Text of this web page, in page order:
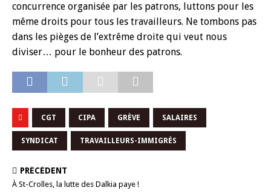
concurrence organisée par les patrons, luttons pour les
même droits pour tous les travailleurs. Ne tombons pas
dans les pièges de l’extrême droite qui veut nous
diviser… pour le bonheur des patrons.
CGT CIPA GRÈVE SALAIRES
SYNDICAT TRAVAILLEURS-IMMIGRÉS
PRÉCÉDENT
À St-Crolles, la lutte des Dalkia paye !